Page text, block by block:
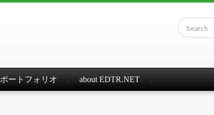
ポートフォリオ about EDTR.NET